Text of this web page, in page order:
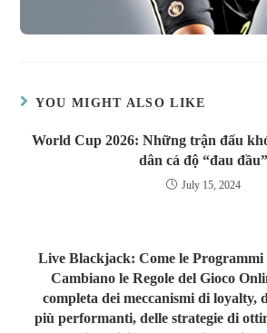
YOU MIGHT ALSO LIKE
World Cup 2026: Những trận đấu
dân cá độ “đau đầu”
July 15, 2024
Live Blackjack: Come le Programmi
Cambiano le Regole del Gioco
completa dei meccanismi di loyalty,
più performanti, delle strategie di